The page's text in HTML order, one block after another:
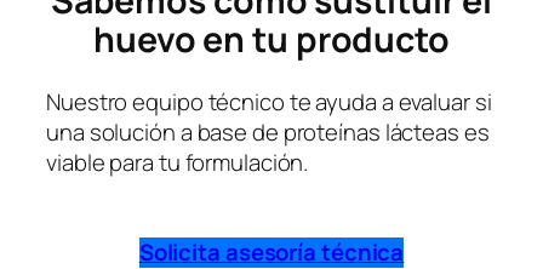
huevo en tu producto
Nuestro equipo técnico te ayuda a evaluar si
una solución a base de proteínas lácteas es
viable para tu formulación.
Solicita asesoría técnica